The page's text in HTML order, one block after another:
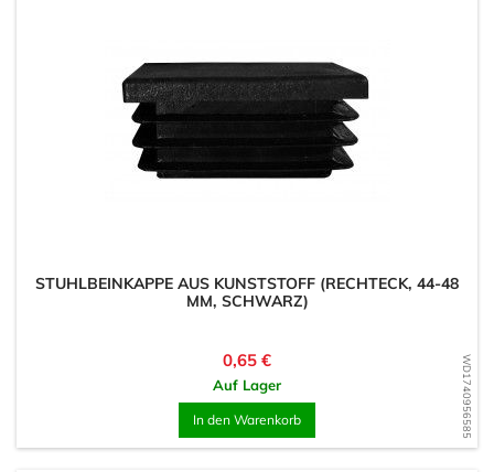
WD1740956585
STUHLBEINKAPPE AUS KUNSTSTOFF (RECHTECK, 44-48
MM, SCHWARZ)
Preis
0,65 €
Auf Lager
In den Warenkorb